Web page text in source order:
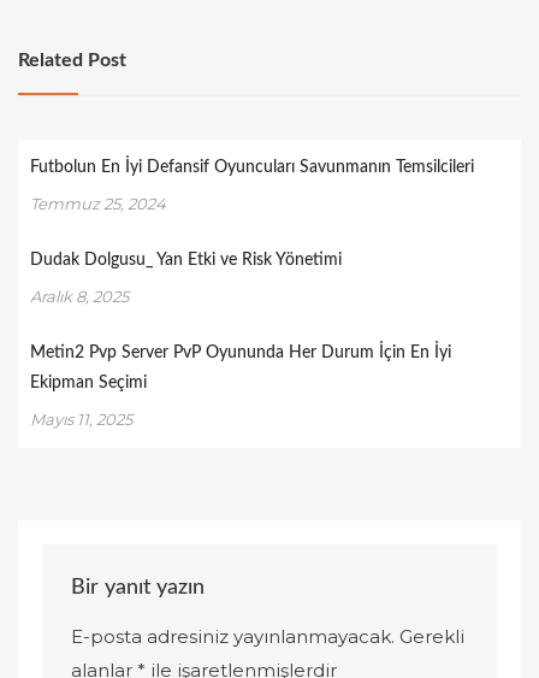
Related Post
Futbolun En İyi Defansif Oyuncuları Savunmanın Temsilcileri
Temmuz 25, 2024
Dudak Dolgusu_ Yan Etki ve Risk Yönetimi
Aralık 8, 2025
Metin2 Pvp Server PvP Oyununda Her Durum İçin En İyi
Ekipman Seçimi
Mayıs 11, 2025
Bir yanıt yazın
E-posta adresiniz yayınlanmayacak. Gerekli
alanlar* ile işaretlenmişlerdir